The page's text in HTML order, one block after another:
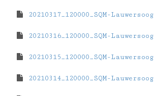
20210317_120000_SQM-Lauwersoog.dat
20210316_120000_SQM-Lauwersoog.dat
20210315_120000_SQM-Lauwersoog.dat
20210314_120000_SQM-Lauwersoog.dat